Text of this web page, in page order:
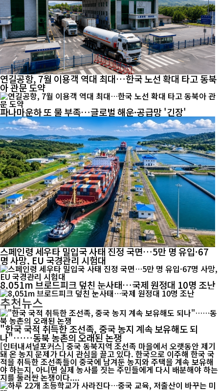
연길공항, 7월 이용객 역대 최대…한국 노선 확대 타고 동북
아 관문 도약
파나마운하 또 물 부족…글로벌 해운·공급망 '긴장'
스페인령 세우타 밀입국 사태 진정 국면…5만 명 유입·67
명 사망, EU 국경관리 시험대
8,051m 브로드피크 덮친 눈사태…국제 원정대 10명 조난
추천뉴스
"한국 국적 취득한 조선족, 중국 농지 계속 보유해도 되
나"……동북 농촌의 오래된 논쟁
[인터내셔널포커스] 중국 동북지역 조선족 마을에서 오랫동안 제기
돼 온 농지 문제가 다시 관심을 끌고 있다. 한국으로 이주해 한국 국
적을 취득한 조선족들이 중국에 남겨둔 농지와 주택을 계속 보유해
야 하는지, 아니면 실제 농사를 짓는 주민들에게 다시 배분해야 하는
지를 둘러싼 논쟁이다....